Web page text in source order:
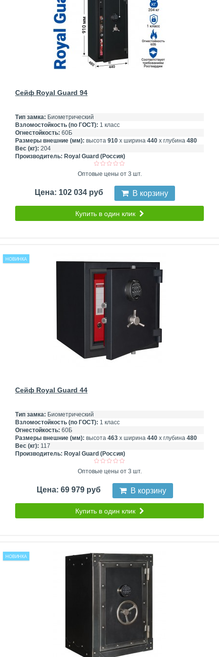
Сейф Royal Guard 94
Тип замка: Биометрический
Взломостойкость (по ГОСТ): 1 класс
Огнестойкость: 60Б
Размеры внешние (мм): высота 910 х ширина 440 х глубина 480
Вес (кг): 204
Производитель: Royal Guard (Россия)
Оптовые цены от 3 шт.
Цена: 102 034 руб В корзину
Купить в один клик
НОВИНКА
Сейф Royal Guard 44
Тип замка: Биометрический
Взломостойкость (по ГОСТ): 1 класс
Огнестойкость: 60Б
Размеры внешние (мм): высота 463 х ширина 440 х глубина 480
Вес (кг): 117
Производитель: Royal Guard (Россия)
Оптовые цены от 3 шт.
Цена: 69 979 руб В корзину
Купить в один клик
НОВИНКА